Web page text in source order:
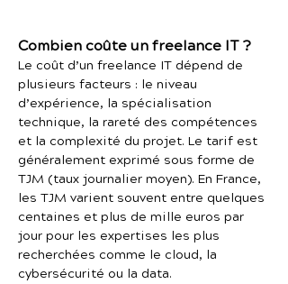
Combien coûte un freelance IT ?
Le coût d’un freelance IT dépend de
plusieurs facteurs : le niveau
d’expérience, la spécialisation
technique, la rareté des compétences
et la complexité du projet. Le tarif est
généralement exprimé sous forme de
TJM (taux journalier moyen). En France,
les TJM varient souvent entre quelques
centaines et plus de mille euros par
jour pour les expertises les plus
recherchées comme le cloud, la
cybersécurité ou la data.